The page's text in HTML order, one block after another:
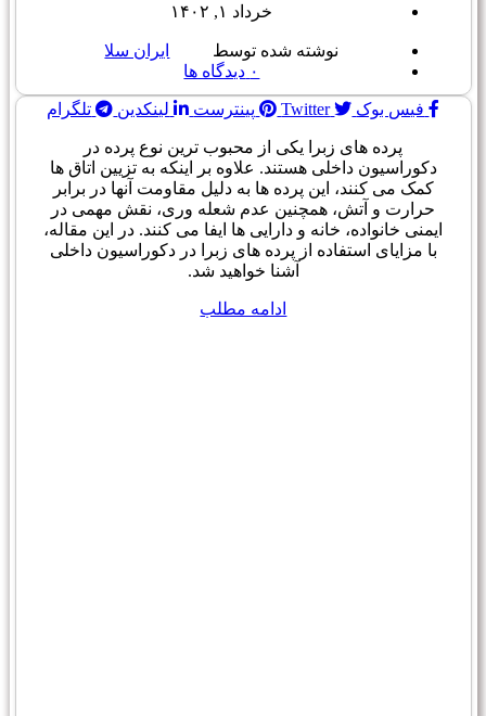
خرداد ۱, ۱۴۰۲
نوشته شده توسط
ایران سلا
۰ دیدگاه ها
فیس بوک Twitter پینترست لینکدین تلگرام
پرده های زبرا یکی از محبوب ترین نوع پرده در
دکوراسیون داخلی هستند. علاوه بر اینکه به تزیین اتاق ها
کمک می کنند، این پرده ها به دلیل مقاومت آنها در برابر
حرارت و آتش، همچنین عدم شعله وری، نقش مهمی در
ایمنی خانواده، خانه و دارایی ها ایفا می کنند. در این مقاله،
با مزایای استفاده از پرده های زبرا در دکوراسیون داخلی
آشنا خواهید شد.
ادامه مطلب